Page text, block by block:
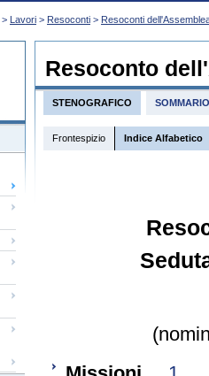
> Lavori > Resoconti > Resoconti
Resoconto
STENOGRAFICO SOMMARIO
Frontespizio Indice Alfabetico